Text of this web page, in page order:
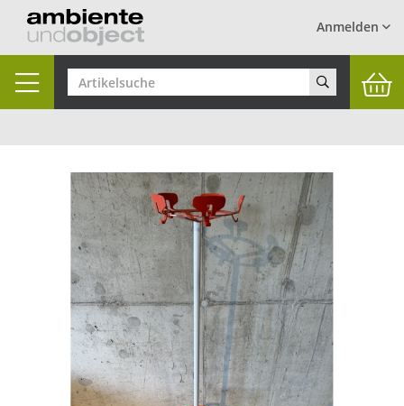
Anmelden
Toggle
navigation